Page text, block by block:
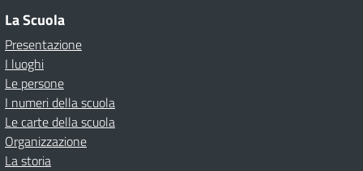
La Scuola
Presentazione
I luoghi
Le persone
I numeri della scuola
Le carte della scuola
Organizzazione
La storia